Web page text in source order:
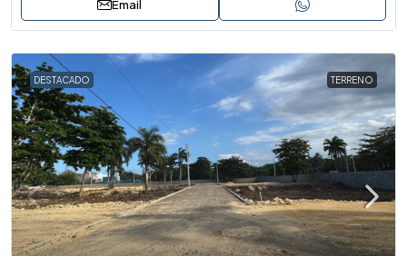
Email
DESTACADO TERRENO